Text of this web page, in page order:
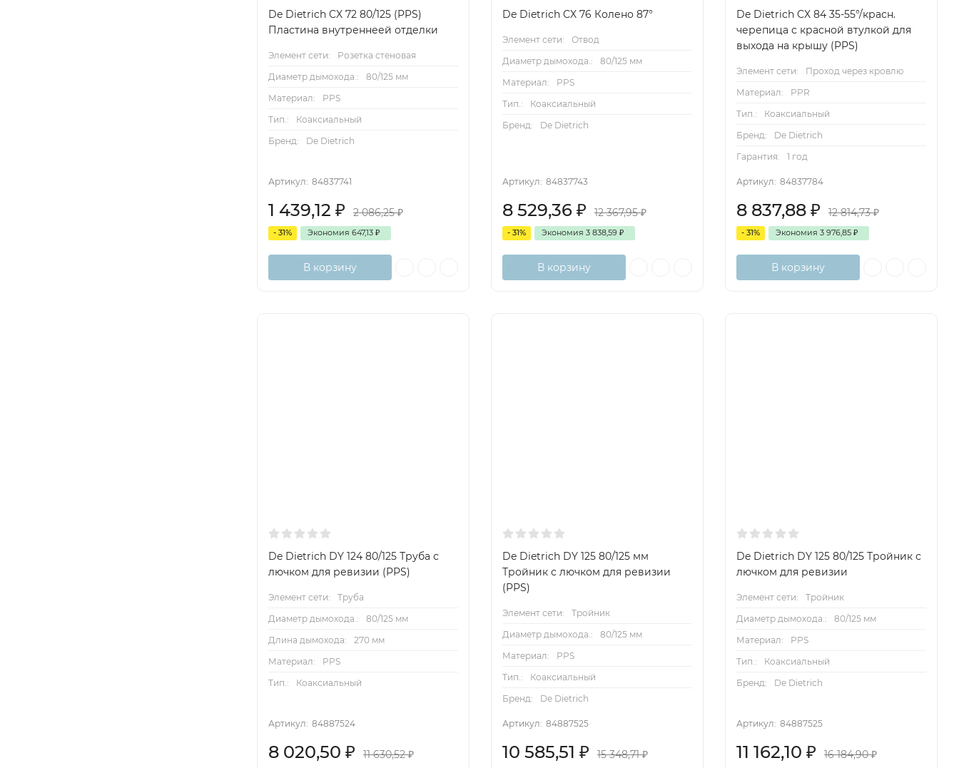
De Dietrich CX 72 80/125 (PPS)
Пластина внутреннеей отделки
Элемент сети:
Розетка стеновая
Диаметр дымохода.:
80/125 мм
Материал:
PPS
Тип.:
Коаксиальный
Бренд:
De Dietrich
Артикул: 84837741
1 439,12 ₽ 2 086,25₽
- 31% Экономия 647,13 ₽
В корзину
De Dietrich CX 76 Колено 87°
Элемент сети:
Отвод
Диаметр дымохода.:
80/125 мм
Материал:
PPS
Тип.:
Коаксиальный
Бренд:
De Dietrich
Артикул: 84837743
8 529,36 ₽ 12 367,95₽
- 31% Экономия 3 838,59 ₽
В корзину
De Dietrich CX 84 35-55°/красн.
черепица с красной втулкой для
выхода на крышу (PPS)
Элемент сети:
Проход через кровлю
Материал:
PPR
Тип.:
Коаксиальный
Бренд:
De Dietrich
Гарантия:
1 год
Артикул: 84837784
8 837,88 ₽ 12 814,73₽
- 31% Экономия 3 976,85 ₽
В корзину
De Dietrich DY 124 80/125 Труба с
лючком для ревизии (PPS)
Элемент сети:
Труба
Диаметр дымохода.:
80/125 мм
Длина дымохода:
270 мм
Материал:
PPS
Тип.:
Коаксиальный
Артикул: 84887524
8 020,50 ₽ 11 630,52₽
De Dietrich DY 125 80/125 мм
Тройник с лючком для ревизии
(PPS)
Элемент сети:
Тройник
Диаметр дымохода.:
80/125 мм
Материал:
PPS
Тип.:
Коаксиальный
Бренд:
De Dietrich
Артикул: 84887525
10 585,51 ₽ 15 348,71₽
De Dietrich DY 125 80/125 Тройник с
лючком для ревизии
Элемент сети:
Тройник
Диаметр дымохода.:
80/125 мм
Материал:
PPS
Тип.:
Коаксиальный
Бренд:
De Dietrich
Артикул: 84887525
11 162,10 ₽ 16 184,90₽